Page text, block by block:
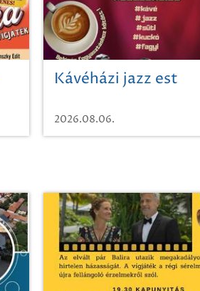
Kávéházi jazz est
2026.08.06.